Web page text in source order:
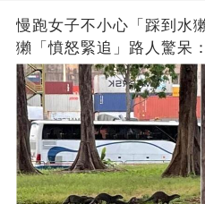
慢跑女子不小心「踩到水
獺「憤怒緊追」路人驚呆